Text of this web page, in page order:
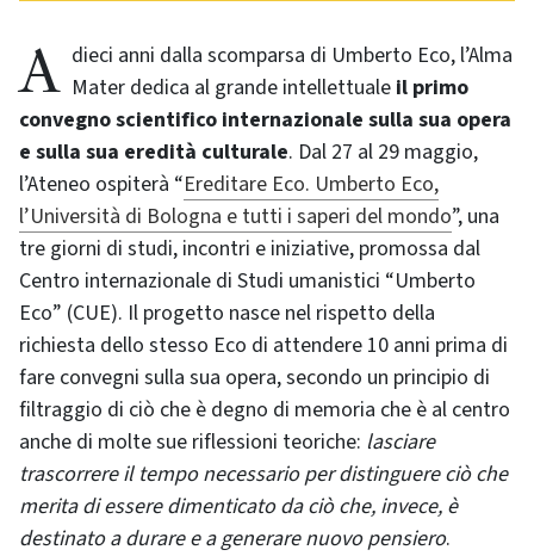
A dieci anni dalla scomparsa di Umberto Eco, l’Alma Mater dedica al grande intellettuale il primo
convegno scientifico internazionale sulla sua opera
e sulla sua eredità culturale. Dal 27 al 29 maggio,
l’Ateneo ospiterà “Ereditare Eco. Umberto Eco,
l’Università di Bologna e tutti i saperi del mondo”, una
tre giorni di studi, incontri e iniziative, promossa dal
Centro internazionale di Studi umanistici “Umberto
Eco” (CUE). Il progetto nasce nel rispetto della
richiesta dello stesso Eco di attendere 10 anni prima di
fare convegni sulla sua opera, secondo un principio di
filtraggio di ciò che è degno di memoria che è al centro
anche di molte sue riflessioni teoriche: lasciare
trascorrere il tempo necessario per distinguere ciò che
merita di essere dimenticato da ciò che, invece, è
destinato a durare e a generare nuovo pensiero.